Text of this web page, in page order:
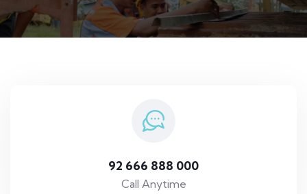
92 666 888 000
Call Anytime